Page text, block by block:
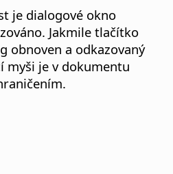
je dialogové okno
Jakmile tlačítko
obnoven a odkazovaný
myši je v dokumentu